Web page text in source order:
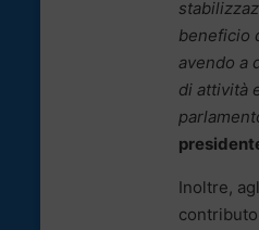
beneficio
avendo a
di attività
Inoltre,